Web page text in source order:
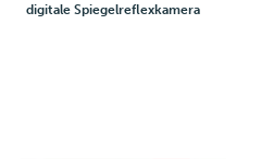
digitale Spiegelreflexkamera